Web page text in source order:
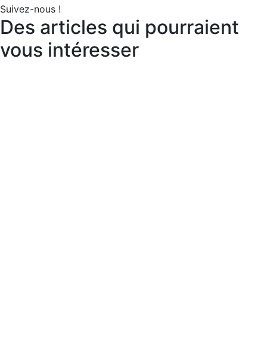
Suivez-nous !
Des articles qui pourraient
vous intéresser